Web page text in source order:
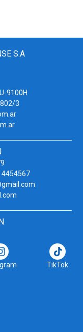
S.A
9100H
3
4454567
TikTok